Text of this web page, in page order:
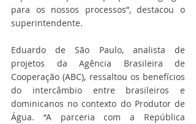
para os nossos processos”, destacou o
superintendente.
Eduardo de São Paulo, analista de
projetos da Agência Brasileira de
Cooperação (ABC), ressaltou os benefícios
do intercâmbio entre brasileiros e
dominicanos no contexto do Produtor de
Água. “A parceria com a República